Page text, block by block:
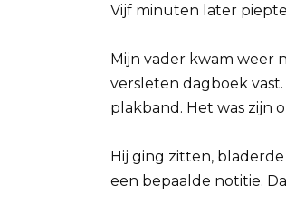
Vijf minuten later
Mijn vader kwam weer
versleten dagboek
plakband. Het was zijn
Hij ging zitten,
een bepaalde notitie.